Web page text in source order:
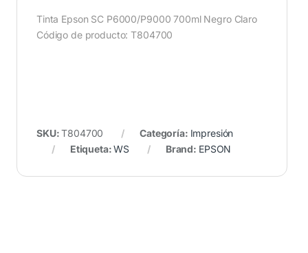
Tinta Epson SC P6000/P9000 700ml Negro Claro
Código de producto: T804700
SKU:T804700 Categoría: Impresión
Etiqueta:WS Brand: EPSON